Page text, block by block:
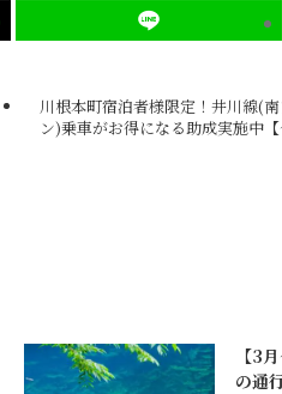
川根本町宿泊者様限定！井川線(
ン)乗車がお得になる助成実施中【
【3
の通